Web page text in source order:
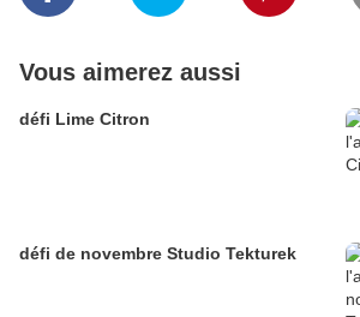
Vous aimerez aussi
défi Lime Citron
défi de novembre Studio Tekturek